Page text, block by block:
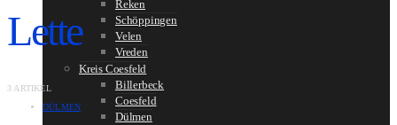
Reken
Schöppingen
Velen
Vreden
Kreis Coesfeld
Billerbeck
Coesfeld
Dülmen
Lette
3 ARTIKEL
DÜLMEN